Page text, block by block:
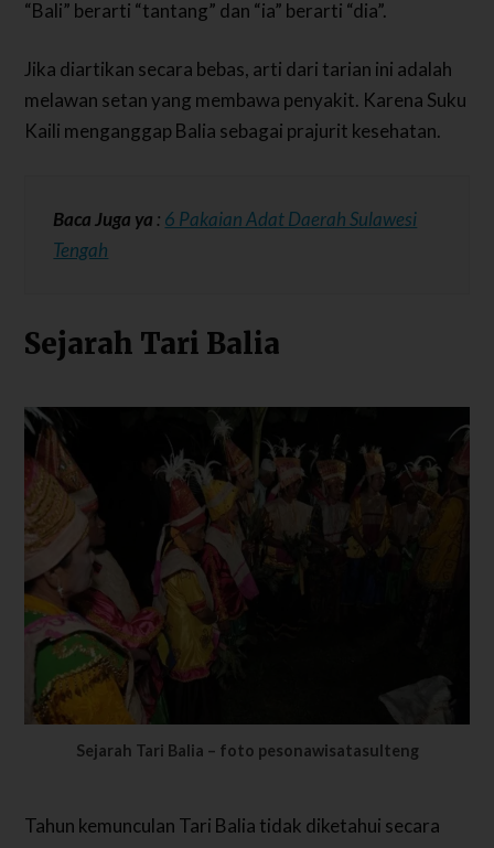
“Bali” berarti “tantang” dan “ia” berarti “dia”.
Jika diartikan secara bebas, arti dari tarian ini adalah
melawan setan yang membawa penyakit. Karena Suku
Kaili menganggap Balia sebagai prajurit kesehatan.
Baca Juga ya : 6 Pakaian Adat Daerah Sulawesi
Tengah
Sejarah Tari Balia
Sejarah Tari Balia – foto pesonawisatasulteng
Tahun kemunculan Tari Balia tidak diketahui secara